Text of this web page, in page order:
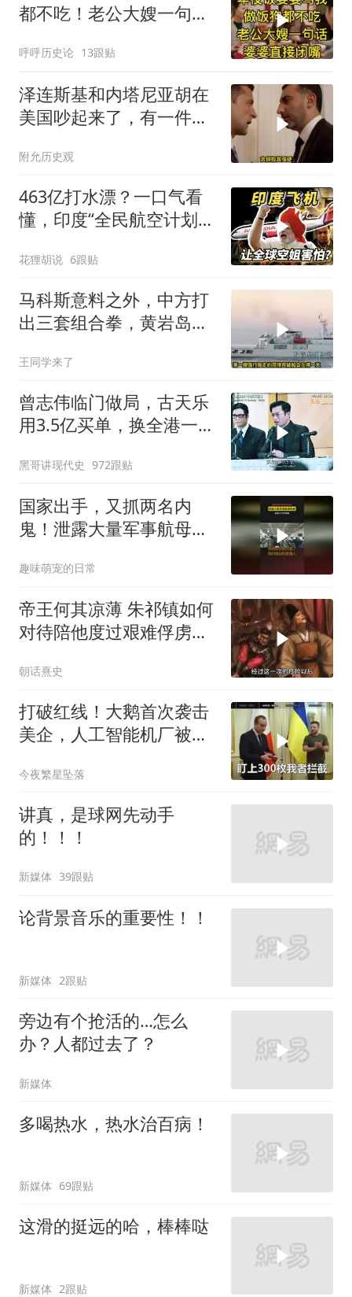
都不吃！老公大嫂一句
呼呼历史论 13跟贴
泽连斯基和内塔尼亚胡在
美国吵起来了，有一件事
附允历史观
463亿打水漂？一口气看
懂，印度“全民航空计划”
花狸胡说 6跟贴
马科斯意料之外，中方打
出三套组合拳，黄岩岛将
王同学来了
曾志伟临门做局，古天乐
用3.5亿买单，换全港一声
黑哥讲现代史 972跟贴
国家出手，又抓两名内
鬼！泄露大量军事航母机
趣味萌宠的日常
帝王何其凉薄 朱祁镇如何
对待陪他度过艰难俘虏生
朝话熹史
打破红线！大鹅首次袭击
美企，人工智能机厂被摧
今夜繁星坠落
讲真，是球网先动手
的！！！
新媒体 39跟贴
论背景音乐的重要性！！
新媒体 2跟贴
旁边有个抢活的…怎么
办？人都过去了？
新媒体
多喝热水，热水治百病！
新媒体 69跟贴
这滑的挺远的哈，棒棒哒
新媒体 2跟贴